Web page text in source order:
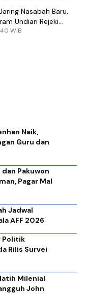
Nasabah Baru,
Undian Rejeki
WIB
Naik,
Guru dan
Pakuwon
Pagar Mal
Jadwal
AFF 2026
Politik
Rilis Survei
Milenial
John